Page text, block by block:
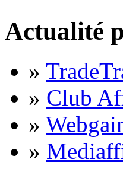
Actualité
»
» Club
»
»